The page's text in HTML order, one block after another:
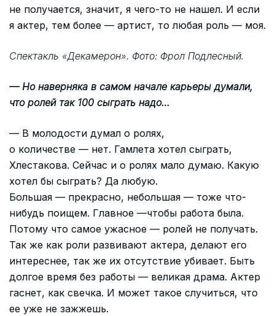
не получается, значит, я чего-то не нашел. И если
я актер, тем более — артист, то любая роль — моя.
Спектакль «Декамерон». Фото: Фрол Подлесный.
— Но наверняка в самом начале карьеры думали,
что ролей так 100 сыграть надо…
— В молодости думал о ролях,
о количестве — нет. Гамлета хотел сыграть,
Хлестакова. Сейчас и о ролях мало думаю. Какую
хотел бы сыграть? Да любую.
Большая — прекрасно, небольшая — тоже что-
нибудь поищем. Главное —чтобы работа была.
Потому что самое ужасное — ролей не получать.
Так же как роли развивают актера, делают его
интереснее, так же их отсутствие убивает. Быть
долгое время без работы — великая драма. Актер
гаснет, как свечка. И может такое случиться, что
ее уже не зажжешь.